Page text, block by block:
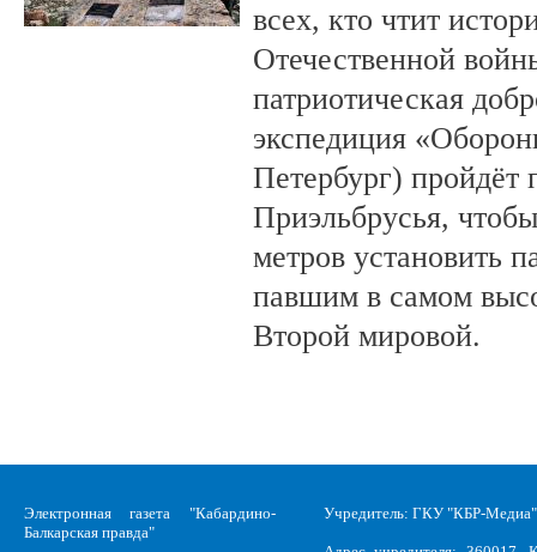
всех, кто чтит
Отечественной
патриотическая
экспедиция
Петербург) пройдёт
Приэльбрусья,
метров установить
павшим в самом
Второй мировой.
Электронная газета "Кабардино-
Балкарская правда"
Учредитель: ГКУ "КБР-Медиа"